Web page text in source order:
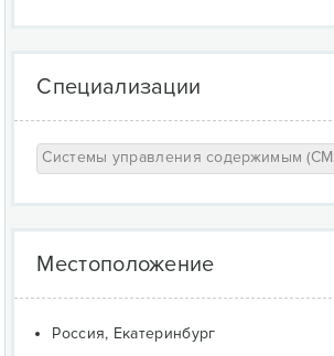
Специализации
Системы управления содержимым
Местоположение
Россия, Екатеринбург